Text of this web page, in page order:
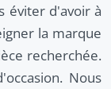
éviter d'avoir à
la marque
recherchée.
Nous